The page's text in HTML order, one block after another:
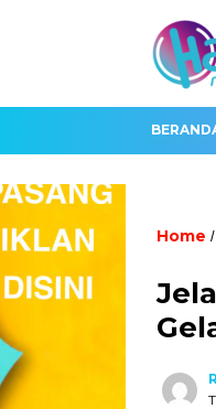
Home /